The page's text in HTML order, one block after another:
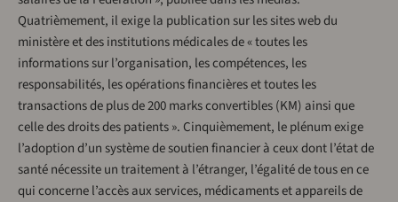
Quatrièmement, il exige la publication sur les sites web du
ministère et des institutions médicales de « toutes les
informations sur l’organisation, les compétences, les
responsabilités, les opérations financières et toutes les
transactions de plus de 200 marks convertibles (KM) ainsi que
celle des droits des patients ». Cinquièmement, le plénum exige
l’adoption d’un système de soutien financier à ceux dont l’état de
santé nécessite un traitement à l’étranger, l’égalité de tous en ce
qui concerne l’accès aux services, médicaments et appareils de